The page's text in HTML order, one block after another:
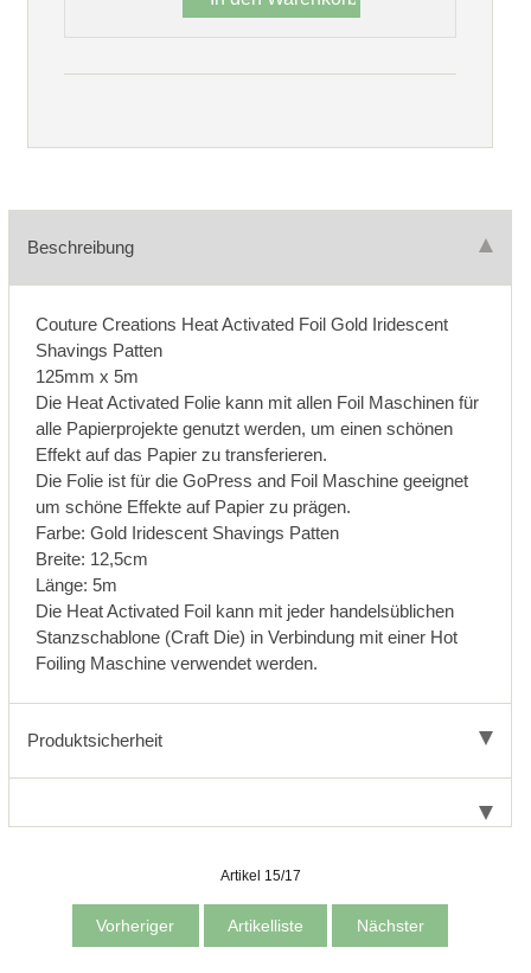
Beschreibung
Couture Creations Heat Activated Foil Gold Iridescent
Shavings Patten
125mm x 5m
Die Heat Activated Folie kann mit allen Foil Maschinen für
alle Papierprojekte genutzt werden, um einen schönen
Effekt auf das Papier zu transferieren.
Die Folie ist für die GoPress and Foil Maschine geeignet
um schöne Effekte auf Papier zu prägen.
Farbe: Gold Iridescent Shavings Patten
Breite: 12,5cm
Länge: 5m
Die Heat Activated Foil kann mit jeder handelsüblichen
Stanzschablone (Craft Die) in Verbindung mit einer Hot
Foiling Maschine verwendet werden.
Produktsicherheit
Artikel 15/17
Vorheriger Artikelliste Nächster